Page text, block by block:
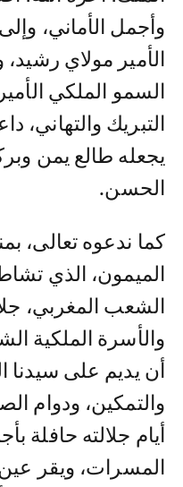
وأجمل الأماني،
الأمير مولاي
السمو الملكي
التبريك والتهاني،
يجعله طالع يمن
الحسن.
كما ندعوه تعالى،
الميمون، الذي
الشعب المغربي،
والأسرة الملكية
أن يديم على سيدنا
والتمكين، ودوام
أيام جلالته حافلة
المسرات، ويقر